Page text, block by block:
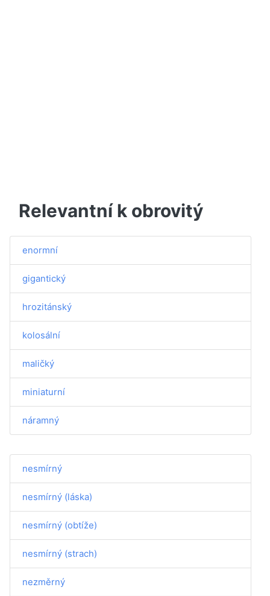
Relevantní k obrovitý
enormní
gigantický
hrozitánský
kolosální
maličký
miniaturní
náramný
nesmírný
nesmírný (láska)
nesmírný (obtíže)
nesmírný (strach)
nezměrný